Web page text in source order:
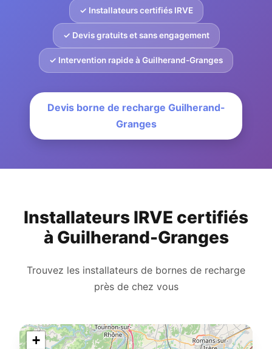
✓ Installateurs certifiés IRVE
✓ Devis gratuits et sans engagement
✓ Intervention rapide à Guilherand-Granges
Devis borne de recharge Guilherand-
Granges
Installateurs IRVE certifiés
à Guilherand-Granges
Trouvez les installateurs de bornes de recharge
près de chez vous
+